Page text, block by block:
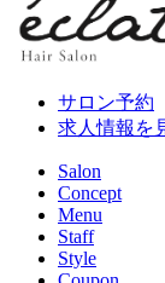
サロン予約
求人情報を
Salon
Concept
Menu
Staff
Style